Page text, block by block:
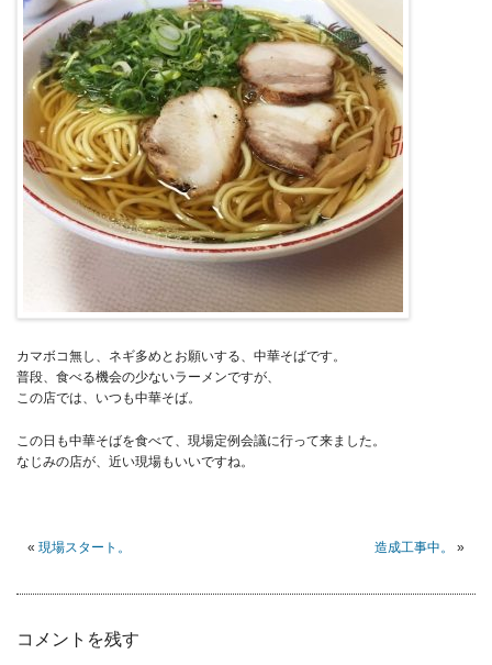
カマボコ無し、ネギ多めとお願いする、中華そばです。
普段、食べる機会の少ないラーメンですが、
この店では、いつも中華そば。
この日も中華そばを食べて、現場定例会議に行って来ました。
なじみの店が、近い現場もいいですね。
« 現場スタート。 造成工事中。 »
コメントを残す